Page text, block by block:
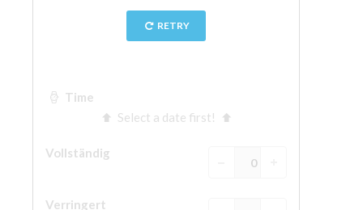
Jetzt buchen
Eine Geführte Tour buchen
ENGLISH